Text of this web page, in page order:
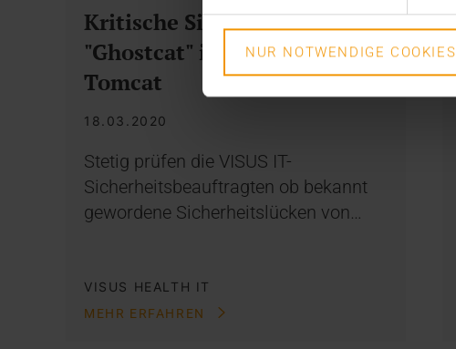
NUR NOTWENDIGE COOKIES
Kritische Sicherheitslücke
"Ghostcat" im Apache
Tomcat
18.03.2020
Stetig prüfen die VISUS IT-
Sicherheitsbeauftragten ob bekannt
gewordene Sicherheitslücken von…
VISUS HEALTH IT
MEHR ERFAHREN